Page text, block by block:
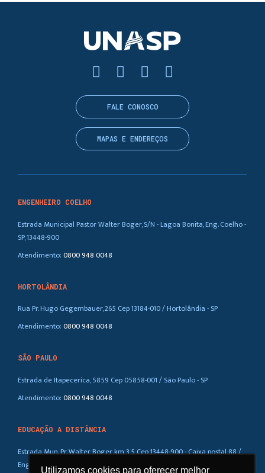
Utilizamos cookies para oferecer melhor
Utilizamos cookies para oferecer melhor
ENGENHEIRO COELHO
Estrada Municipal Pastor Walter Boger, S/N - Lagoa Bonita, Eng. Coelho -
SP, 13448-900
Atendimento:0800 948 0048
HORTOLÂNDIA
Rua Pr. Hugo Gegembauer, 265 Cep 13184-010 / Hortolândia - SP
Atendimento:0800 948 0048
SÃO PAULO
Estrada de Itapecerica, 5859 Cep 05858-001 / São Paulo - SP
Atendimento:0800 948 0048
EDUCAÇÃO A DISTÂNCIA
Estrada Mun. Pr. Walter Boger, km 3,5 Cep 13448-900 - Caixa postal 88 /
Eng. Coelho – SP
FALE CONOSCO
MAPAS E ENDEREÇOS